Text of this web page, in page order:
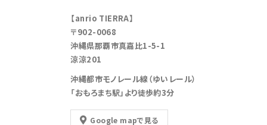
【anrio TIERRA】
〒902-0068
沖縄県那覇市真嘉比1-5-1
涼涼201
沖縄都市モノレール線（ゆいレール）
「おもろまち駅」より徒歩約3分
Google mapで見る